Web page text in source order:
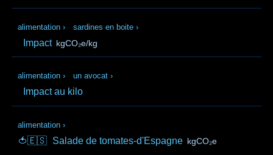
alimentation › sardines en boite ›
Impact kgCO₂e/kg
alimentation › un avocat ›
Impact au kilo
alimentation ›
🍅🇪🇸 Salade de tomates-d'Espagne kgCO₂e